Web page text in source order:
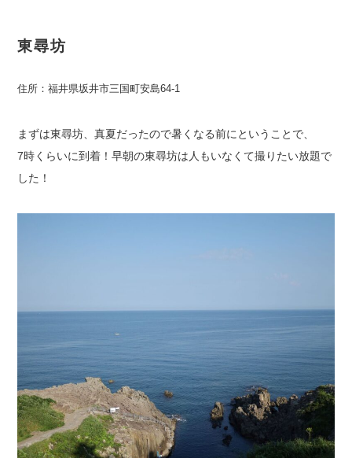
東尋坊
住所：福井県坂井市三国町安島64-1
まずは東尋坊、真夏だったので暑くなる前にということで、
7時くらいに到着！早朝の東尋坊は人もいなくて撮りたい放題で
した！